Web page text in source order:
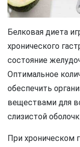
Белковая диета
хронического
состояние
Оптимальное
обеспечить
веществами для
слизистой
При хроническом